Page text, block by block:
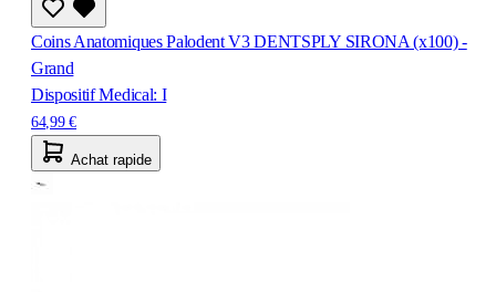
Coins Anatomiques Palodent V3 DENTSPLY SIRONA (x100) -
Grand
Dispositif Medical: I
64,99 €
Achat rapide